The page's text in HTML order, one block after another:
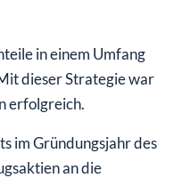
in einem Umfang
dieser Strategie war
erfolgreich.
im Gründungsjahr des
an die